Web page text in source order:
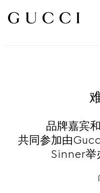
品牌嘉宾
共同参加由
Sinner举